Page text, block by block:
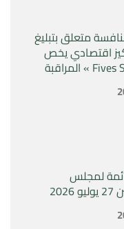
متعلق بتبليغ
اقتصادي يخص
تولي شركة « Fives SAS » المراقبة
لمجلس